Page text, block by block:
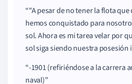
"A pesar de no tener la flota
hemos conquistado para
sol. Ahora es mi tarea velar por
sol siga siendo nuestra posesión
-1901 (refiriéndose a la carrera
naval)